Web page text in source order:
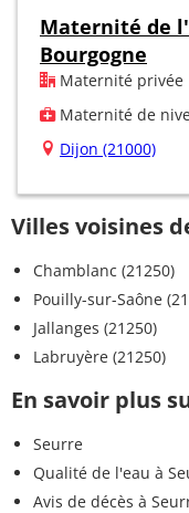
Maternité de
Bourgogne
Maternité privée
Maternité de
Dijon (21000)
Villes voisines
Chamblanc (21250)
Pouilly-sur-Saône
Jallanges (21250)
Labruyère (21250)
En savoir plus
Seurre
Qualité de l'eau à
Avis de décès à